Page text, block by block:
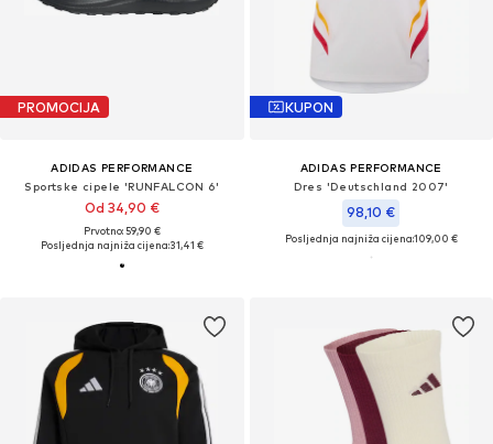
PROMOCIJA
ADIDAS PERFORMANCE
Sportske cipele 'RUNFALCON 6'
Od 34,90 €
Prvotno: 59,90 €
Posljednja najniža cijena:31,41 €
KUPON
ADIDAS PERFORMANCE
Dres 'Deutschland 2007'
98,10 €
Posljednja najniža cijena:109,00 €